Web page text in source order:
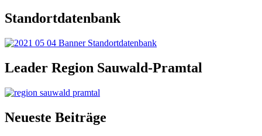
Standortdatenbank
Leader Region Sauwald-Pramtal
Neueste Beiträge